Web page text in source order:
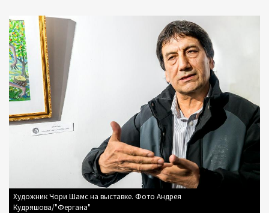
Художник Чори Шамс на выставке. Фото Андрея
Кудряшова/"Фергана"